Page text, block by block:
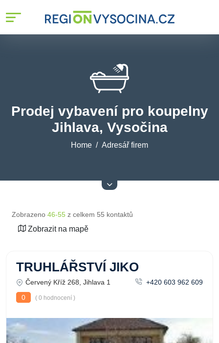
Prodej vybavení pro koupelny
Jihlava, Vysočina
Home Adresář firem
Zobrazeno 46-55 z celkem 55 kontaktů
Zobrazit na mapě
TRUHLÁŘSTVÍ JIKO
Červený Kříž 268, Jihlava 1
+420 603 962 609
0
( 0 hodnocení )